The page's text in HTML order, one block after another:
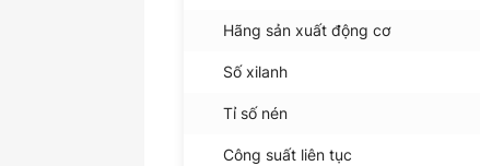
Hãng sản xuất động cơ
Số xilanh
Tỉ số nén
Công suất liên tục